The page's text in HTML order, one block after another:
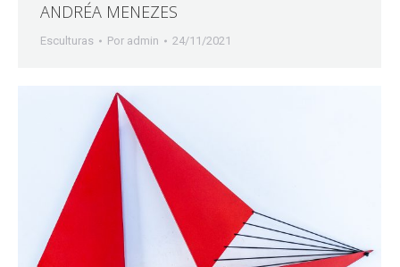
ANDRÉA MENEZES
Esculturas Por admin 24/11/2021